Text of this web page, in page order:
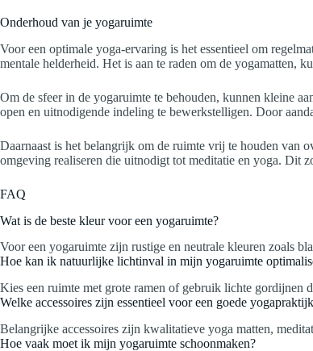
Onderhoud van je yogaruimte
Voor een optimale yoga-ervaring is het essentieel om
mentale helderheid. Het is aan te raden om de yogamatten,
Om de sfeer in de yogaruimte te behouden, kunnen kleine
open en uitnodigende indeling te bewerkstelligen. Door
Daarnaast is het belangrijk om de ruimte vrij te houden van
omgeving realiseren die uitnodigt tot meditatie en yoga. Dit
FAQ
Wat is de beste kleur voor een yogaruimte?
Voor een yogaruimte zijn rustige en neutrale kleuren zoals
Hoe kan ik natuurlijke lichtinval in mijn yogaruimte
Kies een ruimte met grote ramen of gebruik lichte gordijnen
Welke accessoires zijn essentieel voor een goede
Belangrijke accessoires zijn kwalitatieve yoga matten,
Hoe vaak moet ik mijn yogaruimte schoonmaken?